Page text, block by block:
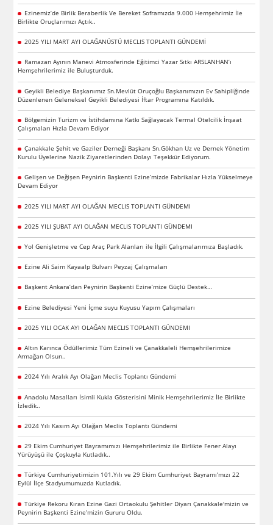
Ezinemiz’de Birlik Beraberlik Ve Bereket Soframızda 9.000 Hemşehrimiz İle
Birlikte Oruçlarımızı Açtık..
2025 YILI MART AYI OLAĞANÜSTÜ MECLIS TOPLANTI GÜNDEMİ
Ramazan Ayının Manevi Atmosferinde Eğitimci Yazar Sıtkı ARSLANHAN’ı
Hemşehrilerimiz ile Buluşturduk.
Geyikli Belediye Başkanımız Sn.Mevlüt Oruçoğlu Başkanımızın Ev Sahipliğinde
Düzenlenen Geleneksel Geyikli Belediyesi İftar Programına Katıldık.
Bölgemizin Turizm ve İstihdamına Katkı Sağlayacak Termal Otelcilik İnşaat
Çalışmaları Hızla Devam Ediyor
Çanakkale Şehit ve Gaziler Derneği Başkanı Sn.Gökhan Uz ve Dernek Yönetim
Kurulu Üyelerine Nazik Ziyaretlerinden Dolayı Teşekkür Ediyorum.
Gelişen ve Değişen Peynirin Başkenti Ezine’mizde Fabrikalar Hızla Yükselmeye
Devam Ediyor
2025 YILI MART AYI OLAĞAN MECLIS TOPLANTI GÜNDEMI
2025 YILI ŞUBAT AYI OLAĞAN MECLIS TOPLANTI GÜNDEMI
Yol Genişletme ve Cep Araç Park Alanları ile İlgili Çalışmalarımıza Başladık.
Ezine Ali Saim Kayaalp Bulvarı Peyzaj Çalışmaları
Başkent Ankara’dan Peynirin Başkenti Ezine’mize Güçlü Destek…
Ezine Belediyesi Yeni İçme suyu Kuyusu Yapım Çalışmaları
2025 YILI OCAK AYI OLAĞAN MECLIS TOPLANTI GÜNDEMI
Altın Karınca Ödüllerimiz Tüm Ezineli ve Çanakkaleli Hemşehrilerimize
Armağan Olsun..
2024 Yılı Aralık Ayı Olağan Meclis Toplantı Gündemi
Anadolu Masalları İsimli Kukla Gösterisini Minik Hemşehrilerimiz İle Birlikte
İzledik..
2024 Yılı Kasım Ayı Olağan Meclis Toplantı Gündemi
29 Ekim Cumhuriyet Bayramımızı Hemşehrilerimiz ile Birlikte Fener Alayı
Yürüyüşü ile Çoşkuyla Kutladık..
Türkiye Cumhuriyetimizin 101.Yılı ve 29 Ekim Cumhuriyet Bayramı’mızı 22
Eylül İlçe Stadyumumuzda Kutladık.
Türkiye Rekoru Kıran Ezine Gazi Ortaokulu Şehitler Diyarı Çanakkale'mizin ve
Peynirin Başkenti Ezine’mizin Gururu Oldu.